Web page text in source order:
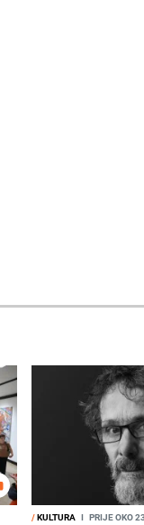
/KULTURA I PRIJE OKO